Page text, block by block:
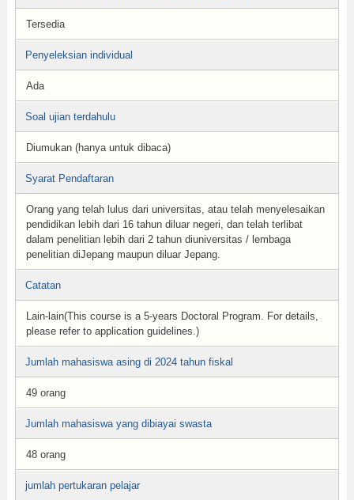
Tersedia
Penyeleksian individual
Ada
Soal ujian terdahulu
Diumukan (hanya untuk dibaca)
Syarat Pendaftaran
Orang yang telah lulus dari universitas, atau telah menyelesaikan
pendidikan lebih dari 16 tahun diluar negeri, dan telah terlibat
dalam penelitian lebih dari 2 tahun diuniversitas / lembaga
penelitian diJepang maupun diluar Jepang.
Catatan
Lain-lain(This course is a 5-years Doctoral Program. For details,
please refer to application guidelines.)
Jumlah mahasiswa asing di 2024 tahun fiskal
49 orang
Jumlah mahasiswa yang dibiayai swasta
48 orang
jumlah pertukaran pelajar